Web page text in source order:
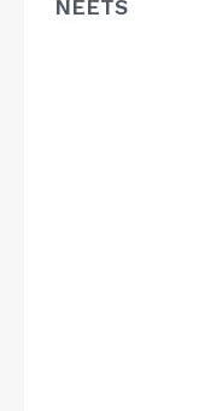
NEETS